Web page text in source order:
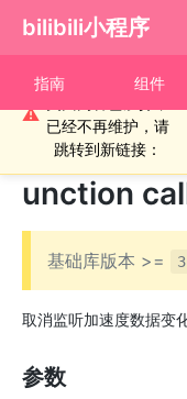
bilibili小程序
指南 组件
⚠
重要通知！！！本
已经不再维护，请
跳转到新链接：
› 加速度
unction
基础库版本 >=
取消监听加速度数据变
参数